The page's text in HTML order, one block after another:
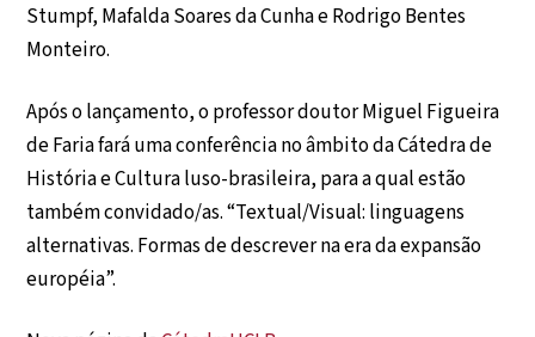
Stumpf, Mafalda Soares da Cunha e Rodrigo Bentes
Monteiro.
Após o lançamento, o professor doutor Miguel Figueira
de Faria fará uma conferência no âmbito da Cátedra de
História e Cultura luso-brasileira, para a qual estão
também convidado/as. “Textual/Visual: linguagens
alternativas. Formas de descrever na era da expansão
européia”.